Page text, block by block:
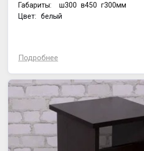
Габариты: ш300 в450 г300мм
Цвет: белый
Подробнее